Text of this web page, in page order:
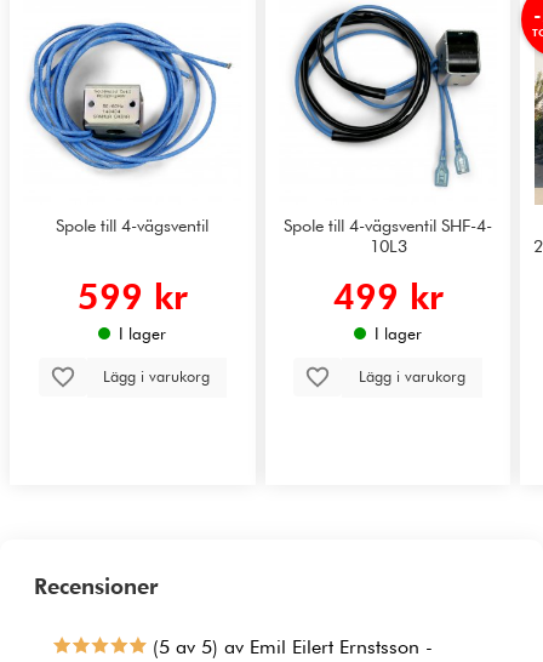
Spole till 4-vägsventil
599 kr
I lager
Lägg i varukorg
Spole till 4-vägsventil SHF-4-
10L3
499 kr
I lager
Lägg i varukorg
Recensioner
(5 av 5) av Emil Eilert Ernstsson -